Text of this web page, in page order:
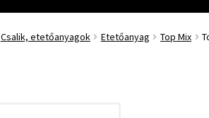
Csalik, etetőanyagok Etetőanyag Top Mix